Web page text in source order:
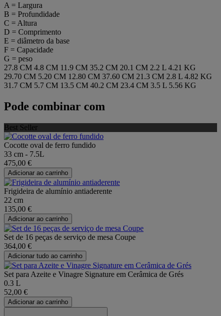
A = Largura
B = Profundidade
C = Altura
D = Comprimento
E = diâmetro da base
F = Capacidade
G = peso
27.8 CM 4.8 CM 11.9 CM 35.2 CM 20.1 CM 2.2 L 4.21 KG
29.70 CM 5.20 CM 12.80 CM 37.60 CM 21.3 CM 2.8 L 4.82 KG
31.7 CM 5.7 CM 13.5 CM 40.2 CM 23.4 CM 3.5 L 5.56 KG
Pode combinar com
Best Seller
Cocotte oval de ferro fundido
33 cm - 7.5L
475,00 €
Adicionar ao carrinho
Frigideira de alumínio antiaderente
22 cm
135,00 €
Adicionar ao carrinho
Set de 16 peças de serviço de mesa Coupe
364,00 €
Adicionar tudo ao carrinho
Set para Azeite e Vinagre Signature em Cerâmica de Grés
0.3 L
52,00 €
Adicionar ao carrinho